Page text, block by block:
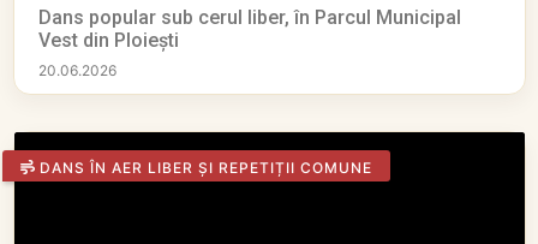
Dans popular sub cerul liber, în Parcul Municipal
Vest din Ploiești
20.06.2026
DANS ÎN AER LIBER ȘI REPETIȚII COMUNE